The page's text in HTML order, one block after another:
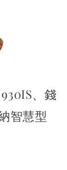
、錢
智慧型